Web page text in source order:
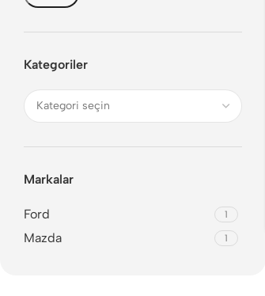
Kategoriler
Markalar
Ford 1
Mazda 1